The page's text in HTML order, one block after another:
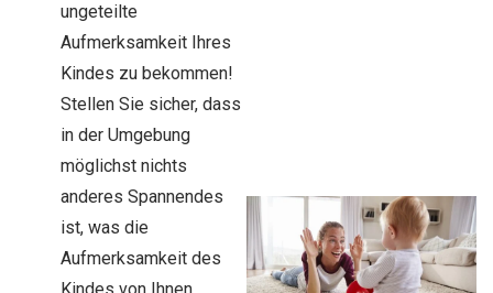
ungeteilte
Aufmerksamkeit Ihres
Kindes zu bekommen!
Stellen Sie sicher, dass
in der Umgebung
möglichst nichts
anderes Spannendes
ist, was die
Aufmerksamkeit des